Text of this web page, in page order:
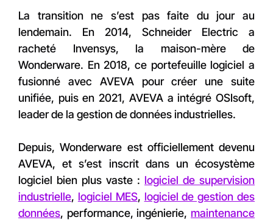
La transition ne s’est pas faite du jour au
lendemain. En 2014, Schneider Electric a
racheté Invensys, la maison-mère de
Wonderware. En 2018, ce portefeuille logiciel a
fusionné avec AVEVA pour créer une suite
unifiée, puis en 2021, AVEVA a intégré OSIsoft,
leader de la gestion de données industrielles.
Depuis, Wonderware est officiellement devenu
AVEVA, et s’est inscrit dans un écosystème
logiciel bien plus vaste : logiciel de supervision
industrielle, logiciel MES, logiciel de gestion des
données, performance, ingénierie, maintenance